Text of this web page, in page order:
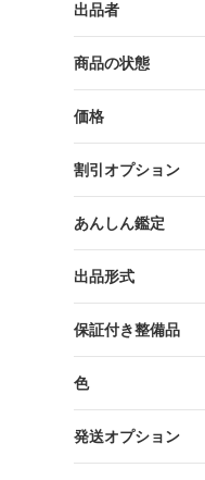
出品者
商品の状態
価格
割引オプション
あんしん鑑定
出品形式
保証付き整備品
色
発送オプション